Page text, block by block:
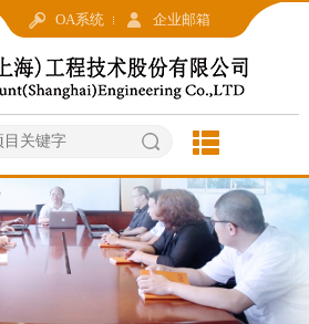
OA系统 企业邮箱